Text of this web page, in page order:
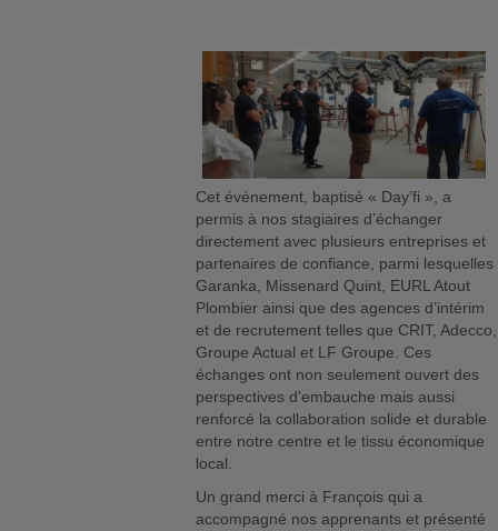
Cet événement, baptisé « Day’fi », a
permis à nos stagiaires d’échanger
directement avec plusieurs entreprises et
partenaires de confiance, parmi lesquelles
Garanka, Missenard Quint, EURL Atout
Plombier ainsi que des agences d’intérim
et de recrutement telles que CRIT, Adecco,
Groupe Actual et LF Groupe. Ces
échanges ont non seulement ouvert des
perspectives d’embauche mais aussi
renforcé la collaboration solide et durable
entre notre centre et le tissu économique
local.
Un grand merci à François qui a
accompagné nos apprenants et présenté